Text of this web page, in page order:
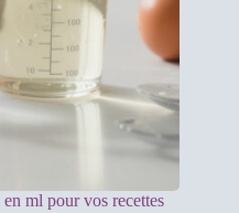
ml pour vos recettes